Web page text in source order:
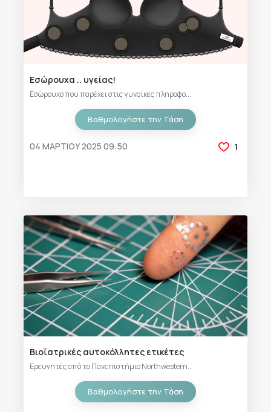
Εσώρουχα .. υγείας!
Εσώρουχο που παρέχει στις γυναίκες πληροφο...
Βαθμολογήστε την Τάση
04 ΜΑΡΤΊΟΥ 2025 09:50 1
Βιοϊατρικές αυτοκόλλητες ετικέτες
Ερευνητές από το Πανεπιστήμιο Northwestern...
Βαθμολογήστε την Τάση